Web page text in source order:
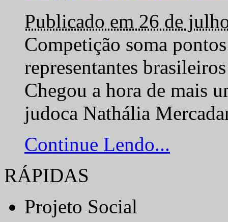
Publicado em 26 de
Competição soma
representantes
Chegou a hora de mais
judoca Nathália
Continue Lendo...
RÁPIDAS
Projeto Social